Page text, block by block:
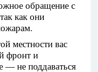
обращение с
как они
местности вас
фронт и
— не поддаваться